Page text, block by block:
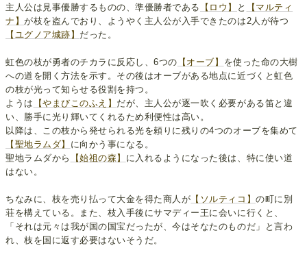
主人公は見事優勝するものの、準優勝者である
【ロウ】 と
【マルティ
ナ】が枝を盗んでおり、ようやく主人公が入手できたのは2人が待つ
【ユグノア城跡】 だった。
虹色の枝が勇者のチカラに反応し、6つの 【オーブ】 を使った命の大樹
への道を開く方法を示す。その後はオーブがある地点に近づくと虹色
の枝が光って知らせる役割を持つ。
ようは
【やまびこのふえ】 だが、主人公が逐一吹く必要がある笛と違
い、勝手に光り輝いてくれるため利便性は高い。
以降は、この枝から発せられる光を頼りに残りの4つのオーブを集めて
【聖地ラムダ】 に向かう事になる。
聖地ラムダから
【始祖の森】 に入れるようになった後は、特に使い道
はない。
ちなみに、枝を売り払って大金を得た商人が 【ソルティコ】の町に別
荘を構えている。また、枝入手後にサマディー王に会いに行くと、
「それは元々は我が国の国宝だったが、今はそなたのものだ」と言わ
れ、枝を国に返す必要はないそうだ。